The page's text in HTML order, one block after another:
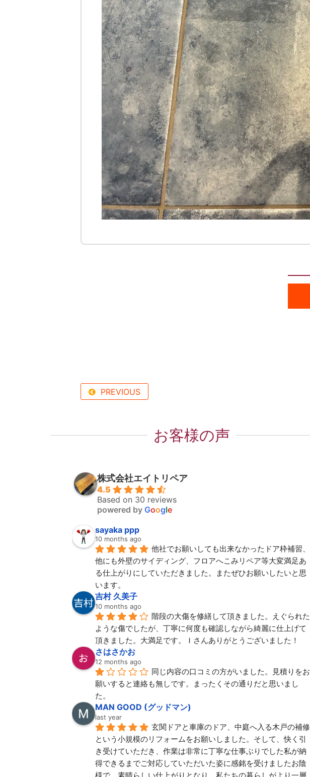
PREVIOUS
お客様の声
株式会社エイトリペア
4.5
Based on 30 reviews
powered by Google
sayaka ppp
10 months ago
他社でお願いしても出来なかったドア枠補習、
他にも外壁のサイディング、フロアへこみリペア等大変満足あ
る仕上がりにしていただきました。またぜひお願いしたいと思
います。
吉村 久美子
10 months ago
階段の大傷を修繕して頂きました。えぐられた
ような傷でしたが、丁寧に何度も確認しながら綺麗に仕上げて
頂きました。大満足です。Ｉさんありがとうございました！
さはさかお
12 months ago
同じ内容の口コミの方がいました。見積りをお
願いすると連絡も無しです。まったくその通りだと思いまし
た。
MAN GOOD (グッドマン)
last year
玄関ドアと車庫のドア、中庭へ入る木戸の補修
という小規模のリフォームをお願いしました。そして、快く引
き受けていただき、作業は非常に丁寧な仕事ぶりでした私が納
得できるまでご対応していただいた姿に感銘を受けましたお陰